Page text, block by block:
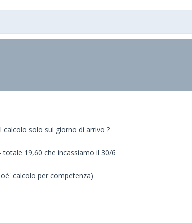
solo sul giorno di arrivo ?
19,60 che incassiamo il 30/6
calcolo per competenza)